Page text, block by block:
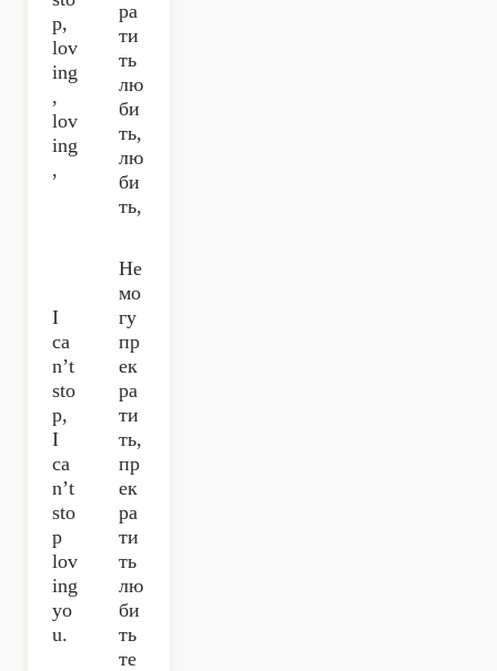
p,
lov
ing
,
lov
ing
,
ра
ти
ть
лю
би
ть,
лю
би
ть,
I
ca
n’t
sto
p,
I
ca
n’t
sto
p
lov
ing
yo
u.
Не
мо
гу
пр
ек
ра
ти
ть,
пр
ек
ра
ти
ть
лю
би
ть
те